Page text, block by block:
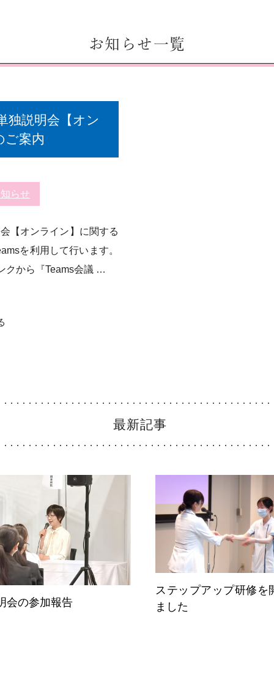
お知らせ一覧
説明会【オン
案内
らせ
【オンライン】に関する
を利用して行います。
クから『Teams会議 …
最新記事
会の参加報告
ステップアップ研修を
ました